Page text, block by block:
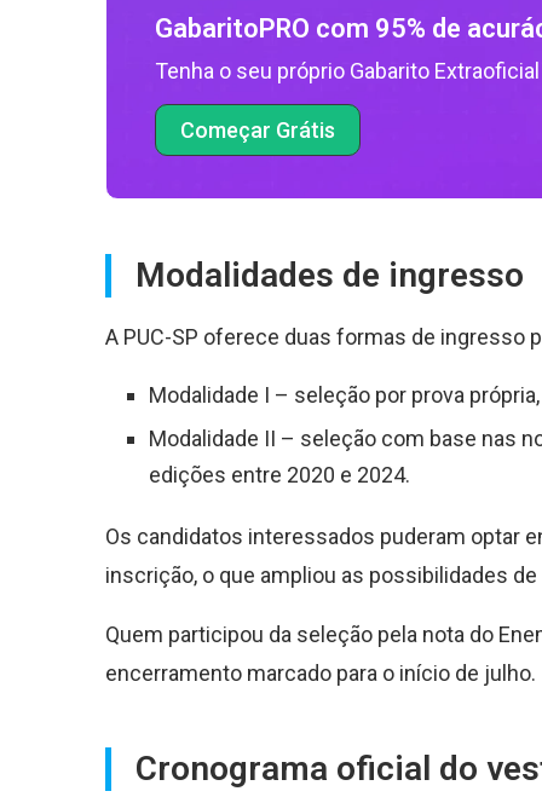
GabaritoPRO com 95% de
Tenha o seu próprio Gabarito
Começar Grátis
Modalidades de ingresso
A PUC-SP oferece duas formas de ingresso
Modalidade I – seleção por prova
Modalidade II – seleção com base nas
edições entre 2020 e 2024.
Os candidatos interessados puderam optar
inscrição, o que ampliou as possibilidades
Quem participou da seleção pela nota do
encerramento marcado para o início de julho.
Cronograma oficial do